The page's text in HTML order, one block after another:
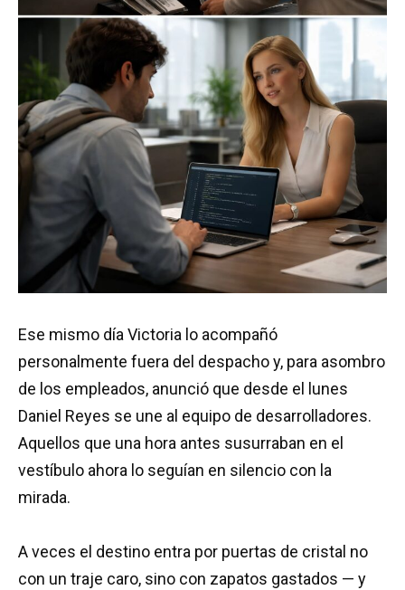
Ese mismo día Victoria lo acompañó
personalmente fuera del despacho y, para asombro
de los empleados, anunció que desde el lunes
Daniel Reyes se une al equipo de desarrolladores.
Aquellos que una hora antes susurraban en el
vestíbulo ahora lo seguían en silencio con la
mirada.
A veces el destino entra por puertas de cristal no
con un traje caro, sino con zapatos gastados — y